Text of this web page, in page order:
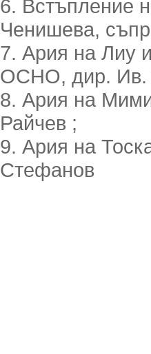
6. Встъпление
Ченишева,
7. Ария на Лиу
ОСНО, дир. Ив.
8. Ария на
Райчев ;
9. Ария на
Стефанов